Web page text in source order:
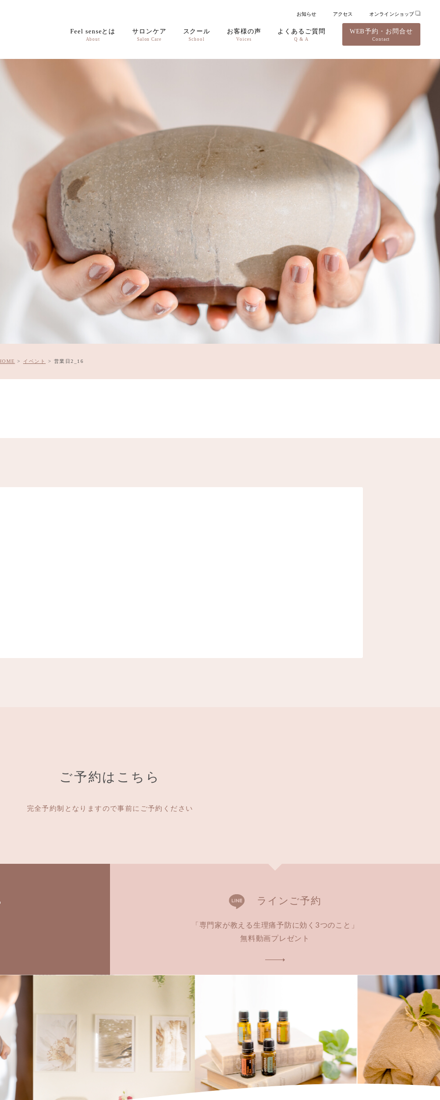
お知らせ アクセス オンラインショップ
Feel senseとは
About
サロンケア
Salon Care
スクール
School
お客様の声
Voices
よくあるご質問
Q & A
WEB予約・お問合せ
Contact
> イベント > 営業日2_16
ご予約はこちら
完全予約制となりますので事前にご予約ください
ラインご予約
「専門家が教える生理痛予防に効く3つのこと」
無料動画プレゼント